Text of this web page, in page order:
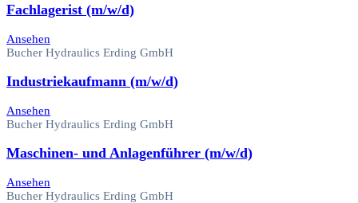
Fachlagerist (m/w/d)
Ansehen
Bucher Hydraulics Erding GmbH
Industriekaufmann (m/w/d)
Ansehen
Bucher Hydraulics Erding GmbH
Maschinen- und Anlagenführer (m/w/d)
Ansehen
Bucher Hydraulics Erding GmbH